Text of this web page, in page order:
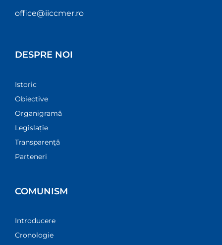
office@iiccmer.ro
DESPRE NOI
Istoric
Obiective
Organigramă
Legislație
Transparenţă
Parteneri
COMUNISM
Introducere
Cronologie